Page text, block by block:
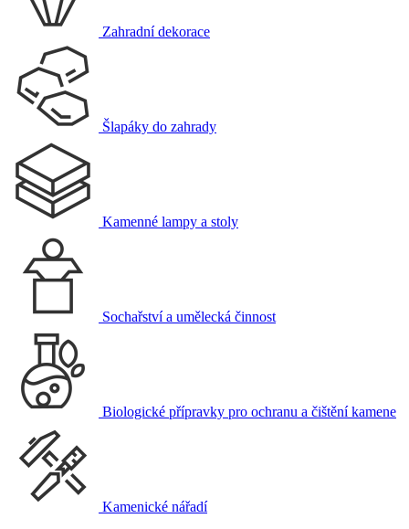
Zahradní dekorace
Šlapáky do zahrady
Kamenné lampy a stoly
Sochařství a umělecká činnost
Biologické přípravky pro ochranu a čištění kamene
Kamenické nářadí